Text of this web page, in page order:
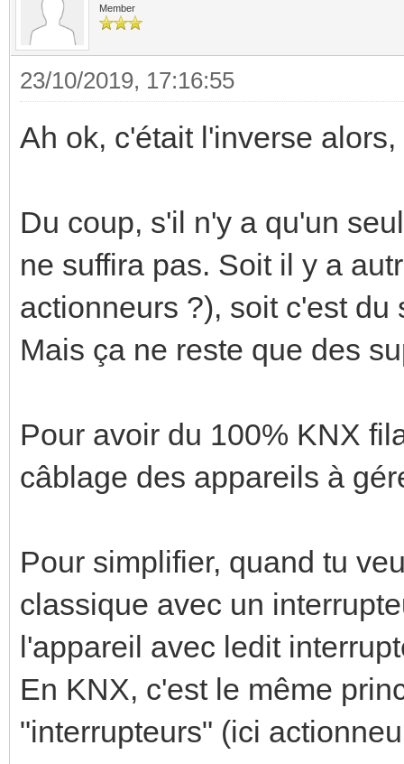
Member
23/10/2019, 17:16:55
Ah ok, c'était l'inverse
Du coup, s'il n'y a qu'un
ne suffira pas. Soit il y a
actionneurs ?), soit c'est
Mais ça ne reste que des
Pour avoir du 100% KNX
câblage des appareils à
Pour simplifier, quand tu
classique avec un
l'appareil avec ledit
En KNX, c'est le même
"interrupteurs" (ici